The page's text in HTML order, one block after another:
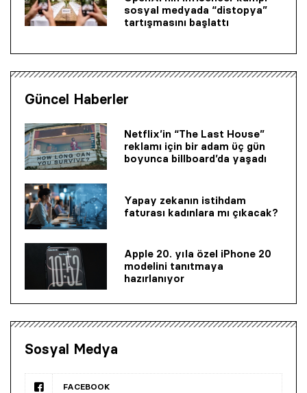
sosyal medyada “distopya”
tartışmasını başlattı
Güncel Haberler
Netflix’in “The Last House”
reklamı için bir adam üç gün
boyunca billboard’da yaşadı
Yapay zekanın istihdam
faturası kadınlara mı çıkacak?
Apple 20. yıla özel iPhone 20
modelini tanıtmaya
hazırlanıyor
Sosyal Medya
FACEBOOK